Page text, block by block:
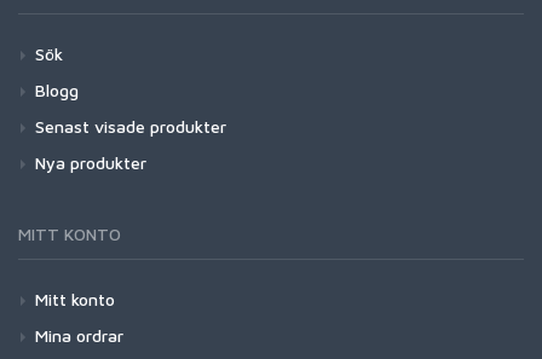
Sök
Blogg
Senast visade produkter
Nya produkter
MITT KONTO
Mitt konto
Mina ordrar